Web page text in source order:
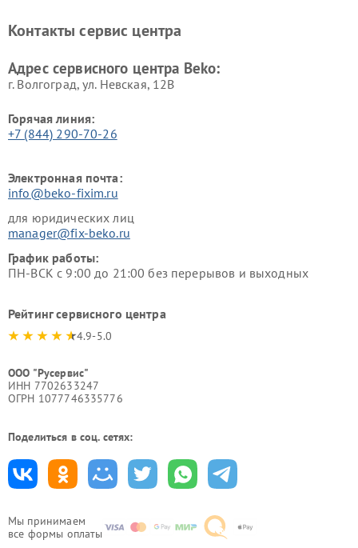
Мы принимаем
все формы оплаты
Ремонт холодильников Beko Ремонт морозильных камер
Контакты сервис центра
Адрес сервисного центра Beko:
г. Волгоград, ул. Невская, 12В
Горячая линия:
+7 (844) 290-70-26
Электронная почта:
info@beko-fixim.ru
для юридических лиц
manager@fix-beko.ru
График работы:
ПН-ВСК с 9:00 до 21:00 без перерывов и выходных
Рейтинг сервисного центра
4.9-5.0
ООО "Русервис"
ИНН 7702633247
ОГРН 1077746335776
Поделиться в соц. сетях: